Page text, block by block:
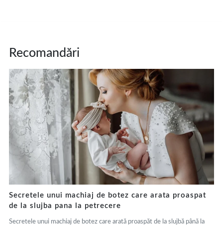
Recomandări
Secretele unui machiaj de botez care arata proaspat
de la slujba pana la petrecere
Secretele unui machiaj de botez care arată proaspăt de la slujbă până la